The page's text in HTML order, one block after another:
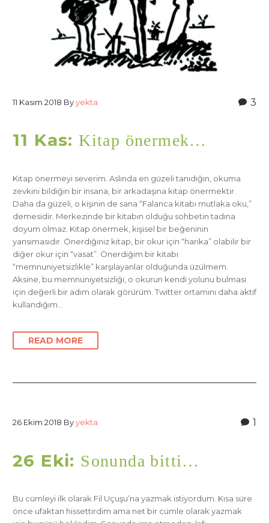
3
11 Kasım 2018 Byyekta
11 Kas:Kitap önermek…
Kitap önermeyi severim. Aslında en güzeli tanıdığın, okuma
zevkini bildiğin bir insana, bir arkadaşına kitap önermektir.
Daha da güzeli, o kişinin de sana “Falanca kitabı mutlaka oku,”
demesidir. Merkezinde bir kitabın olduğu sohbetin tadına
doyum olmaz. Kitap önermek, kişisel bir beğeninin
yansımasıdır. Önerdiğiniz kitap, bir okur için “harika” olabilir bir
diğer okur için “vasat”. Önerdiğim bir kitabı
“memnuniyetsizlikle” karşılayanlar olduğunda üzülmem.
Aksine, bu memnuniyetsizliği, o okurun kendi yolunu bulması
için değerli bir adım olarak görürüm. Twitter ortamını daha aktif
kullandığım…
READ MORE
1
26 Ekim 2018 Byyekta
26 Eki: Sonunda bitti…
Bu cümleyi ilk olarak Fil Uçuşu’na yazmak istiyordum. Kısa süre
önce ufaktan hissettirdim ama net bir cümle olarak yazmak